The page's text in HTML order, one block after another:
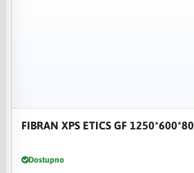
FIBRAN XPS ETICS GF 1250*600*80
Dostupno